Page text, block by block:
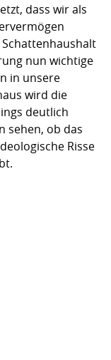
dass wir als
nun wichtige
in unsere
wird die
deutlich
sehen, ob das
Risse